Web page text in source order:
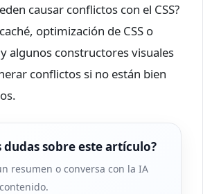
causar conflictos con el CSS?
optimización de CSS o
algunos constructores visuales
conflictos si no están bien
dudas sobre este artículo?
resumen o conversa con la IA